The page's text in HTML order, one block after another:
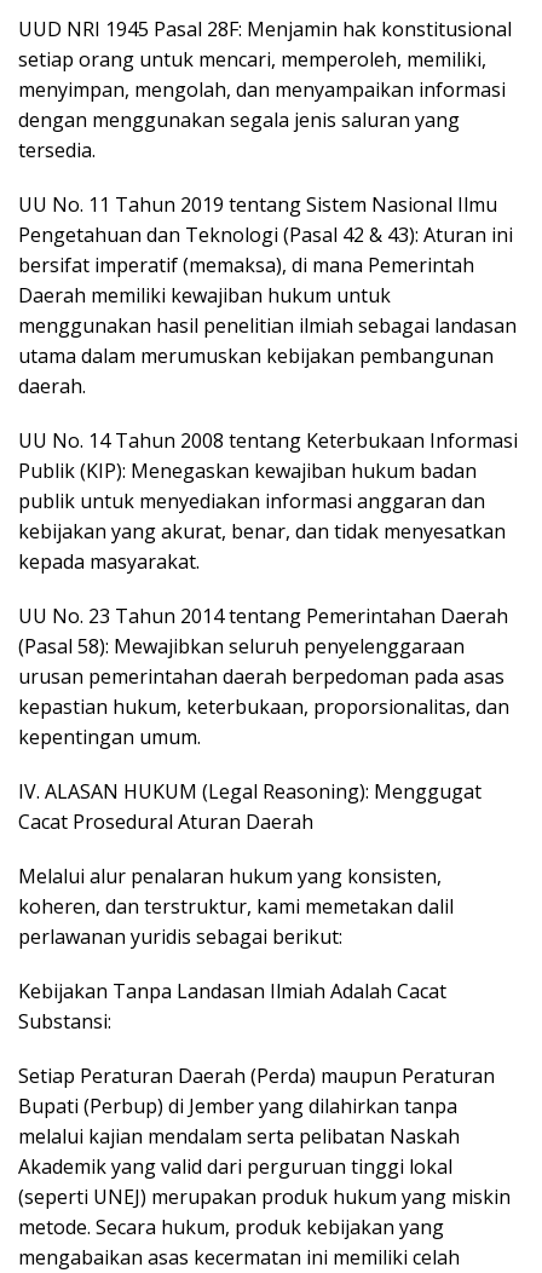
​UUD NRI 1945 Pasal 28F: Menjamin hak konstitusional
setiap orang untuk mencari, memperoleh, memiliki,
menyimpan, mengolah, dan menyampaikan informasi
dengan menggunakan segala jenis saluran yang
tersedia.
​UU No. 11 Tahun 2019 tentang Sistem Nasional Ilmu
Pengetahuan dan Teknologi (Pasal 42 & 43): Aturan ini
bersifat imperatif (memaksa), di mana Pemerintah
Daerah memiliki kewajiban hukum untuk
menggunakan hasil penelitian ilmiah sebagai landasan
utama dalam merumuskan kebijakan pembangunan
daerah.
​UU No. 14 Tahun 2008 tentang Keterbukaan Informasi
Publik (KIP): Menegaskan kewajiban hukum badan
publik untuk menyediakan informasi anggaran dan
kebijakan yang akurat, benar, dan tidak menyesatkan
kepada masyarakat.
​UU No. 23 Tahun 2014 tentang Pemerintahan Daerah
(Pasal 58): Mewajibkan seluruh penyelenggaraan
urusan pemerintahan daerah berpedoman pada asas
kepastian hukum, keterbukaan, proporsionalitas, dan
kepentingan umum.
​IV. ALASAN HUKUM (Legal Reasoning): Menggugat
Cacat Prosedural Aturan Daerah
​Melalui alur penalaran hukum yang konsisten,
koheren, dan terstruktur, kami memetakan dalil
perlawanan yuridis sebagai berikut:
​Kebijakan Tanpa Landasan Ilmiah Adalah Cacat
Substansi:
Setiap Peraturan Daerah (Perda) maupun Peraturan
Bupati (Perbup) di Jember yang dilahirkan tanpa
melalui kajian mendalam serta pelibatan Naskah
Akademik yang valid dari perguruan tinggi lokal
(seperti UNEJ) merupakan produk hukum yang miskin
metode. Secara hukum, produk kebijakan yang
mengabaikan asas kecermatan ini memiliki celah